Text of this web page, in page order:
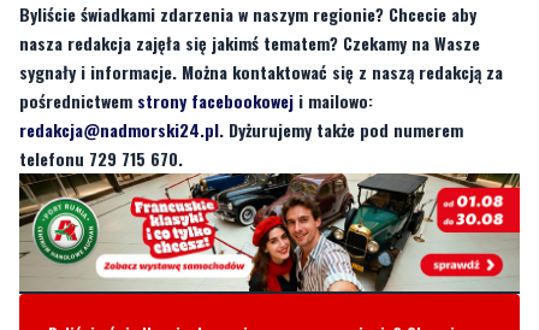
Dodajmy, że 25 września 2024 roku, odbyły się łącznie dwie nadzwyczajnej
sesje. Jedna została zwołana na wniosek 7 radnych, a druga na wniosek
Prezydenta Miasta.
Byliście świadkami zdarzenia w naszym regionie? Chcecie aby
nasza redakcja zajęła się jakimś tematem? Czekamy na Wasze
sygnały i informacje. Można kontaktować się z naszą redakcją za
pośrednictwemstrony facebookoweji mailowo:
redakcja@nadmorski24.pl. Dyżurujemy także pod numerem
telefonu 729 715 670.